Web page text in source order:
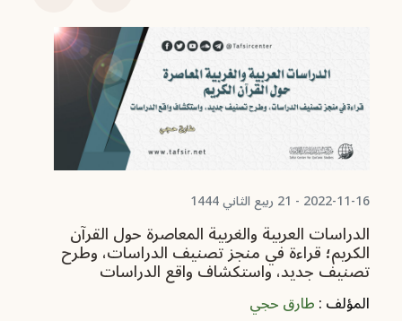
2022-11-16 - 21 ربيع الثاني 1444
الدراسات العربية والغربية المعاصرة حول القرآن
الكريم؛ قراءة في منجز تصنيف الدراسات، وطرح
تصنيف جديد، واستكشاف واقع الدراسات
المؤلف :طارق حجي